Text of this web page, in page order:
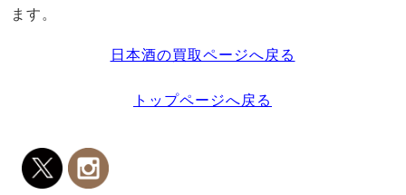
ます。
日本酒の買取ページへ戻る
トップページへ戻る